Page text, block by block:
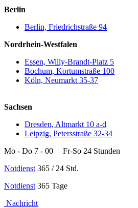
Berlin
Berlin, Friedrichstraße 94
Nordrhein-Westfalen
Essen, Willy-Brandt-Platz 5
Bochum, Kortumstraße 100
Köln, Neumarkt 35-37
Sachsen
Dresden, Altmarkt 10 a-d
Leipzig, Petersstraße 32-34
Mo - Do 7 - 00 | Fr-So 24 Stunden
Notdienst 365 / 24 Std.
Notdienst 365 Tage
Nachricht